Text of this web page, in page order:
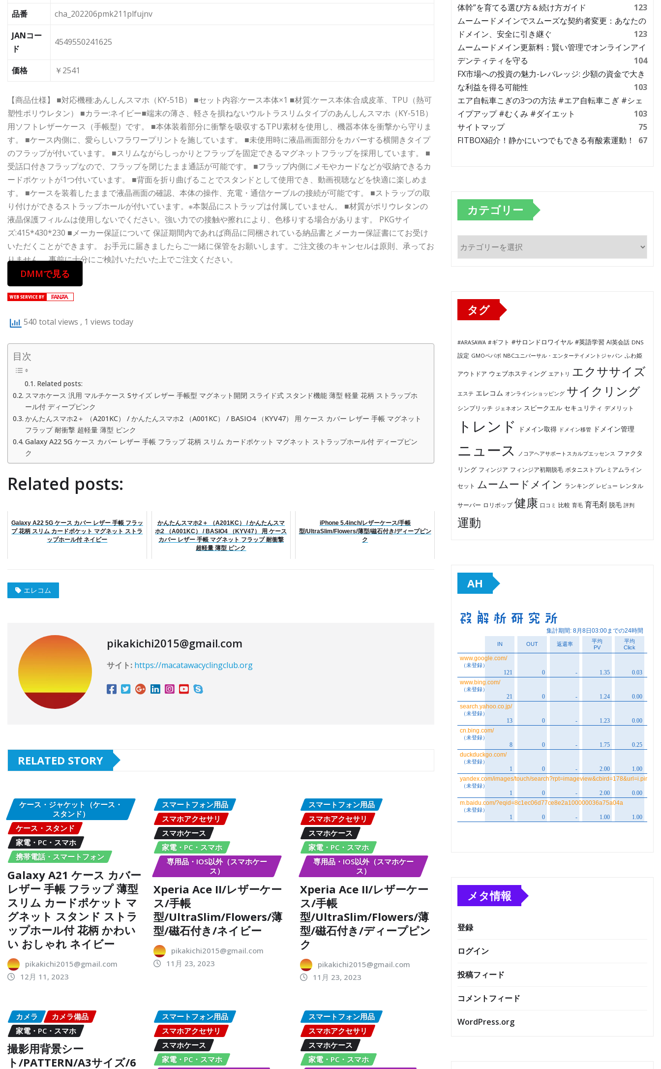
品番
cha_202206pmk211plfujnv
JANコー
ド
4549550241625
価格 ￥2541
【商品仕様】 ■対応機種:あんしんスマホ（KY-51B） ■セット内容:ケース本体×1 ■材質:ケース本体:合成皮革、TPU（熱可
塑性ポリウレタン） ■カラー:ネイビー■端末の薄さ、軽さを損ねないウルトラスリムタイプのあんしんスマホ（KY-51B）
用ソフトレザーケース（手帳型）です。 ■本体装着部分に衝撃を吸収するTPU素材を使用し、機器本体を衝撃から守りま
す。 ■ケース内側に、愛らしいフラワープリントを施しています。 ■未使用時に液晶画面部分をカバーする横開きタイプ
のフラップが付いています。 ■スリムながらしっかりとフラップを固定できるマグネットフラップを採用しています。 ■
受話口付きフラップなので、フラップを閉じたまま通話が可能です。 ■フラップ内側にメモやカードなどが収納できるカ
ードポケットが1つ付いています。 ■背面を折り曲げることでスタンドとして使用でき、動画視聴などを快適に楽しめま
す。 ■ケースを装着したままで液晶画面の確認、本体の操作、充電・通信ケーブルの接続が可能です。 ■ストラップの取
り付けができるストラップホールが付いています。※本製品にストラップは付属していません。 ■材質がポリウレタンの
液晶保護フィルムは使用しないでください。強い力での接触や擦れにより、色移りする場合があります。 PKGサイ
ズ:415*430*230 ■メーカー保証について 保証期間内であれば商品に同梱されている納品書とメーカー保証書にてお受け
いただくことができます。 お手元に届きましたらご一緒に保管をお願いします。ご注文後のキャンセルは原則、承ってお
りません。 事前に十分にご検討いただいた上でご注文ください。
DMMで見る
540 total views , 1 views today
目次
Related posts:
スマホケース 汎用 マルチケース Sサイズ レザー 手帳型 マグネット開閉 スライド式 スタンド機能 薄型 軽量 花柄 ストラップホ
ール付 ディープピンク
かんたんスマホ2＋ （A201KC） / かんたんスマホ2 （A001KC） / BASIO4 （KYV47） 用 ケース カバー レザー 手帳 マグネット
フラップ 耐衝撃 超軽量 薄型 ピンク
Galaxy A22 5G ケース カバー レザー 手帳 フラップ 花柄 スリム カードポケット マグネット ストラップホール付 ディープピン
ク
Related posts:
Galaxy A22 5G ケース カバー レザー 手帳 フラッ
プ 花柄 スリム カードポケット マグネット ストラ
ップホール付 ネイビー
かんたんスマホ2＋ （A201KC） / かんたんスマ
ホ2 （A001KC） / BASIO4 （KYV47） 用 ケース
カバー レザー 手帳 マグネット フラップ 耐衝撃
超軽量 薄型 ピンク
iPhone 5.4inch/レザーケース/手帳
型/UltraSlim/Flowers/薄型/磁石付き/ディープピン
ク
エレコム
pikakichi2015@gmail.com
サイト: https://macatawacyclingclub.org
RELATED STORY
ケース・ジャケット（ケース・
スタンド）
ケース・スタンド
家電・PC・スマホ
携帯電話・スマートフォン
Galaxy A21 ケース カバー
レザー 手帳 フラップ 薄型
スリム カードポケット マ
グネット スタンド ストラ
ップホール付 花柄 かわい
い おしゃれ ネイビー
pikakichi2015@gmail.com
12月 11, 2023
スマートフォン用品
スマホアクセサリ
スマホケース
家電・PC・スマホ
専用品・IOS以外（スマホケー
ス）
Xperia Ace II/レザーケー
ス/手帳
型/UltraSlim/Flowers/薄
型/磁石付き/ネイビー
pikakichi2015@gmail.com
11月 23, 2023
スマートフォン用品
スマホアクセサリ
スマホケース
家電・PC・スマホ
専用品・IOS以外（スマホケー
ス）
Xperia Ace II/レザーケー
ス/手帳
型/UltraSlim/Flowers/薄
型/磁石付き/ディープピン
ク
pikakichi2015@gmail.com
11月 23, 2023
カメラ
カメラ備品
家電・PC・スマホ
撮影用背景シー
ト/PATTERN/A3サイズ/6
スマートフォン用品
スマホアクセサリ
スマホケース
家電・PC・スマホ
スマートフォン用品
スマホアクセサリ
スマホケース
家電・PC・スマホ
体幹”を育てる選び方＆続け方ガイド
123
ムームードメインでスムーズな契約者変更：あなたの
ドメイン、安全に引き継ぐ
123
ムームードメイン更新料：賢い管理でオンラインアイ
デンティティを守る
104
FX市場への投資の魅力-レバレッジ: 少額の資金で大き
な利益を得る可能性
103
エア自転車こぎの3つの方法 #エア自転車こぎ #シェ
イプアップ #むくみ #ダイエット
103
サイトマップ
75
FITBOX紹介！静かにいつでもできる有酸素運動！
67
カテゴリー
テ
タグ
#ARASAWA #ギフト #サロンドロワイヤル #英語学習 AI英会話 DNS
設定 GMOペパボ NBCユニバーサル・エンターテイメントジャパン ふわ姫
アウトドア ウェブホスティング エアトリ エクササイズ
エステ エレコム オンラインショッピング サイクリング
シンプリッチ ジェネオン スピークエル セキュリティ デメリット
トレンド ドメイン取得 ドメイン移管 ドメイン管理
ニュース ノコアヘアサポートスカルプエッセンス ファクタ
リング フィンジア フィンジア初期脱毛 ボタニストプレミアムライン
セット ムームードメイン ランキング レビュー レンタル
サーバー ロリポップ 健康 口コミ 比較 育毛 育毛剤 脱毛 評判
運動
AH
メタ情報
登録
ログイン
投稿フィード
コメントフィード
WordPress.org